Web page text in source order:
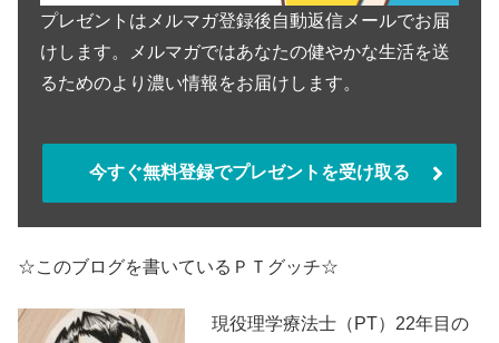
プレゼントはメルマガ登録後自動返信メールでお届
けします。メルマガではあなたの健やかな生活を送
るためのより濃い情報をお届けします。
今すぐ無料登録でプレゼントを受け取る
☆このブログを書いているＰＴグッチ☆
現役理学療法士（PT）22年目の